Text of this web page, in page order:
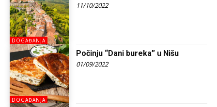
DOGAĐANJA
11/10/2022
DOGAĐANJA
Počinju “Dani bureka” u Nišu
01/09/2022